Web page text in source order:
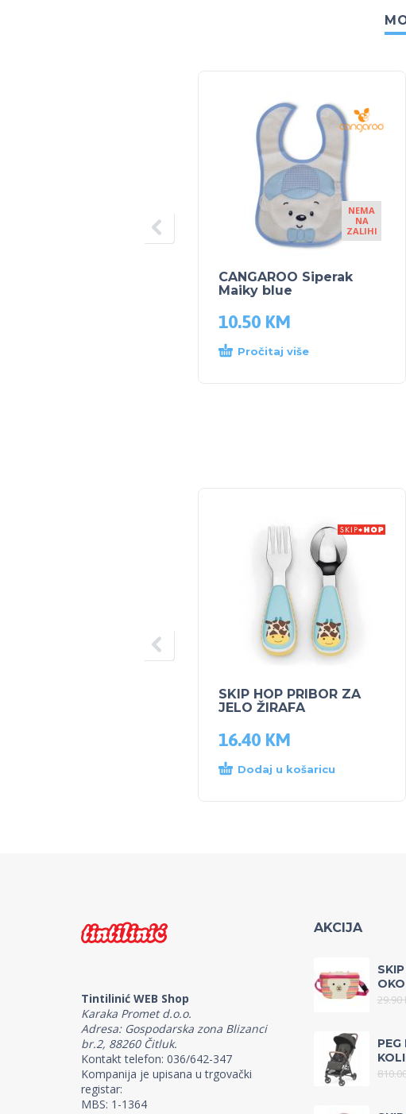
NEMA
NA
ZALIHI
CANGAROO Siperak
Maiky blue
10.50 KM
Pročitaj više
SKIP HOP PRIBOR ZA
JELO ŽIRAFA
16.40 KM
Dodaj u košaricu
Tintilinić WEB Shop
Karaka Promet d.o.o.
Adresa: Gospodarska zona Blizanci
br.2, 88260 Čitluk.
Kontakt telefon: 036/642-347
Kompanija je upisana u trgovački
registar:
MBS: 1-1364
AKCIJA
29.90
PEG